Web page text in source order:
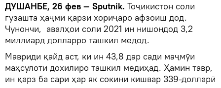
ДУШАНБЕ, 26 фев — Sputnik. Тоҷикистон соли
гузашта ҳаҷми қарзи хориҷаро афзоиш дод.
Чунончи, авалҳои соли 2021 ин нишондод 3,2
миллиард долларро ташкил медод.
Мавриди қайд аст, ки ин 43,8 дар сади маҷмӯи
маҳсулоти дохилиро ташкил медиҳад. Ҳамин тавр,
ин қарз ба сари ҳар як сокини кишвар 339-долларӣ